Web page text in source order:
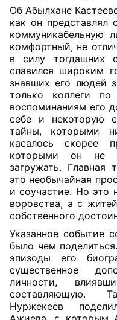
Об Абылхане
как он представлял
коммуникабельную
комфортный, не
в силу тогдашних
славился широким
знавших его людей
только коллеги
воспоминаниям его
себе и некоторую
тайны, которыми
касалось скорее
которыми он не
загружать.
это необычайная
и соучастие. Но это
воровства, а с
собственного
Указанное событие
было чем
эпизоды его
существенное
личности,
составляющую.
Нуржекеев